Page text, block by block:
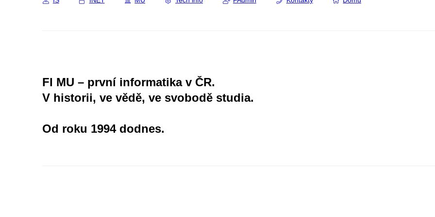
FI MU – první informatika v ČR.
V historii, ve vědě, ve svobodě studia.
Od roku 1994 dodnes.